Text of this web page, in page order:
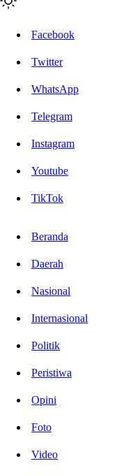
Facebook
Twitter
WhatsApp
Telegram
Instagram
Youtube
TikTok
Beranda
Daerah
Nasional
Internasional
Politik
Peristiwa
Opini
Foto
Video